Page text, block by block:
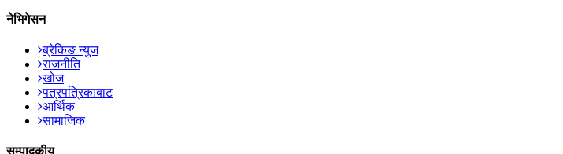
नेभिगेसन
ब्रेकिङ न्युज
राजनीति
खोज
पत्रपत्रिकाबाट
आर्थिक
सामाजिक